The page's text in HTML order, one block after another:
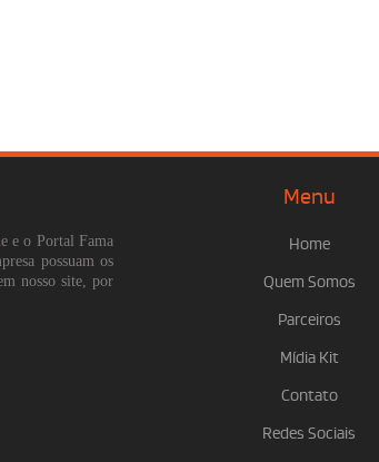
e o Portal Fama
possuam os
nosso site, por
Menu
Home
Quem Somos
Parceiros
Mídia Kit
Contato
Redes Sociais